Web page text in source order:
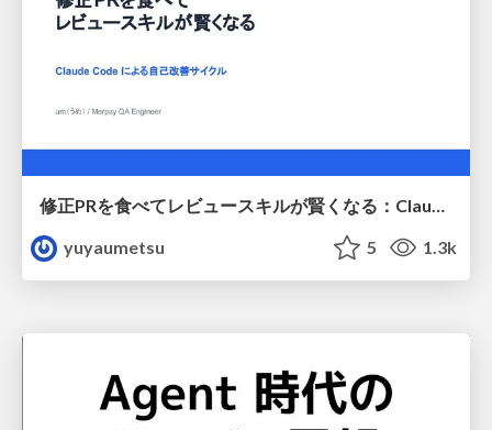
修正PRを食べてレビュースキルが賢くなる：Claude Codeによる自己改善サイクル
yuyaumetsu
5 1.3k